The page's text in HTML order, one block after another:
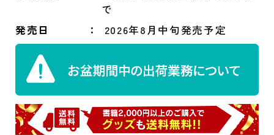
で
発売日
2026年8月中旬発売予定